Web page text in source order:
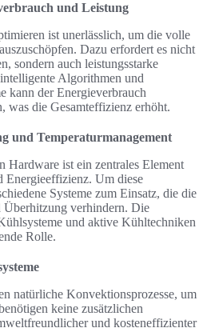
und Leistung
ist unerlässlich, um die volle
Dazu erfordert es nicht
sondern auch leistungsstarke
Algorithmen und
kann der Energieverbrauch
was die Gesamteffizienz erhöht.
und Temperaturmanagement
ist ein zentrales Element
Energieeffizienz. Um diese
Systeme zum Einsatz, die die
Überhitzung verhindern. Die
und aktive Kühltechniken
Rolle.
natürliche Konvektionsprozesse, um
keine zusätzlichen
und kosteneffizienter